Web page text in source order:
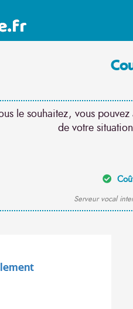
le souhaitez, vous
de votre
Serveur vocal